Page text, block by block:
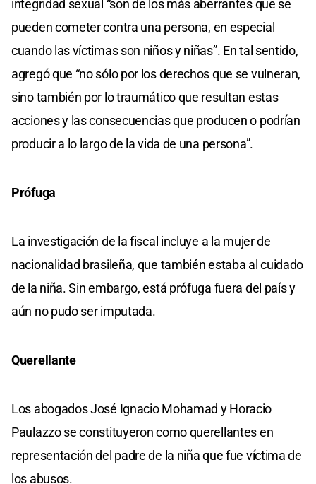
integridad sexual “son de los más aberrantes que se
pueden cometer contra una persona, en especial
cuando las víctimas son niños y niñas”. En tal sentido,
agregó que “no sólo por los derechos que se vulneran,
sino también por lo traumático que resultan estas
acciones y las consecuencias que producen o podrían
producir a lo largo de la vida de una persona”.
Prófuga
La investigación de la fiscal incluye a la mujer de
nacionalidad brasileña, que también estaba al cuidado
de la niña. Sin embargo, está prófuga fuera del país y
aún no pudo ser imputada.
Querellante
Los abogados José Ignacio Mohamad y Horacio
Paulazzo se constituyeron como querellantes en
representación del padre de la niña que fue víctima de
los abusos.